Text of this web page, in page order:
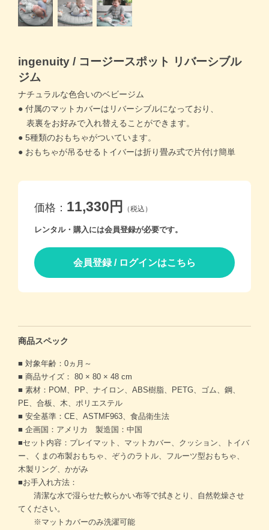
月齢・年齢別
価格帯別
カテゴリー
＞ログイン ＞カートを見る
会社概要 ＞お問い合わせ
ingenuity / コージースポット リバーシブル
ジム
ナチュラルな色合いのベビージム
● 付属のマットカバーはリバーシブルになっており、
表裏をお好みで入れ替えることができます。
● 5種類のおもちゃがついています。
● おもちゃが吊るせるトイバーは折り畳み式で片付け簡単
価格： 11,330円 （税込）
レンタル・購入には会員登録が必要です。
会員登録 / ログインはこちら
商品スペック
■ 対象年齢：0ヵ月～
■ 商品サイズ： 80 × 80 × 48 cm
■ 素材：POM、PP、ナイロン、ABS樹脂、PETG、ゴム、鋼、
PE、合板、木、ポリエステル
■ 安全基準：CE、ASTMF963、食品衛生法
■ 企画国：アメリカ 製造国：中国
■セット内容：プレイマット、マットカバー、クッション、トイバ
ー、くまの布製おもちゃ、ぞうのラトル、フルーツ型おもちゃ、
木製リング、かがみ
■お手入れ方法：
清潔な水で湿らせた軟らかい布等で拭きとり、自然乾燥させ
てください。
※マットカバーのみ洗濯可能